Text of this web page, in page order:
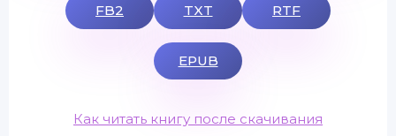
FB2 TXT RTF
EPUB
Как читать книгу после скачивания